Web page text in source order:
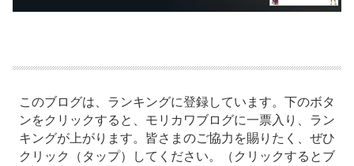
このブログは、ランキングに登録しています。下のボタ
ンをクリックすると、モリカワブログに一票入り、ラン
キングが上がります。皆さまのご協力を賜りたく、ぜひ
クリック（タップ）してください。（クリックするとブ